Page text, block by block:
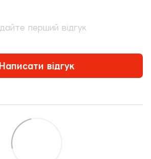
перший відгук
Написати відгук